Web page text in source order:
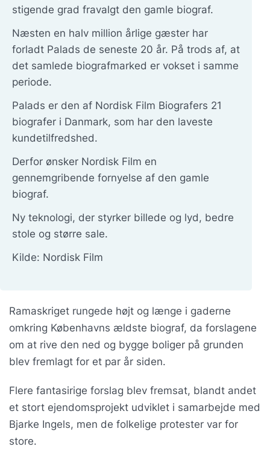
stigende grad fravalgt den gamle biograf.
Næsten en halv million årlige gæster har
forladt Palads de seneste 20 år. På trods af, at
det samlede biografmarked er vokset i samme
periode.
Palads er den af Nordisk Film Biografers 21
biografer i Danmark, som har den laveste
kundetilfredshed.
Derfor ønsker Nordisk Film en
gennemgribende fornyelse af den gamle
biograf.
Ny teknologi, der styrker billede og lyd, bedre
stole og større sale.
Kilde: Nordisk Film
Ramaskriget rungede højt og længe i gaderne
omkring Københavns ældste biograf, da forslagene
om at rive den ned og bygge boliger på grunden
blev fremlagt for et par år siden.
Flere fantasirige forslag blev fremsat, blandt andet
et stort ejendomsprojekt udviklet i samarbejde med
Bjarke Ingels, men de folkelige protester var for
store.